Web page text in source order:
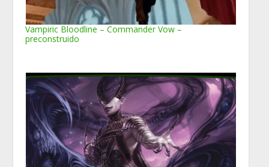
Vampiric Bloodline – Commander Vow –
preconstruido